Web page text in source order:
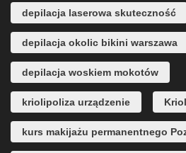
depilacja laserowa skuteczność
depilacja okolic bikini warszawa
depilacja woskiem mokotów
kriolipoliza urządzenie
kurs makijażu permanentnego